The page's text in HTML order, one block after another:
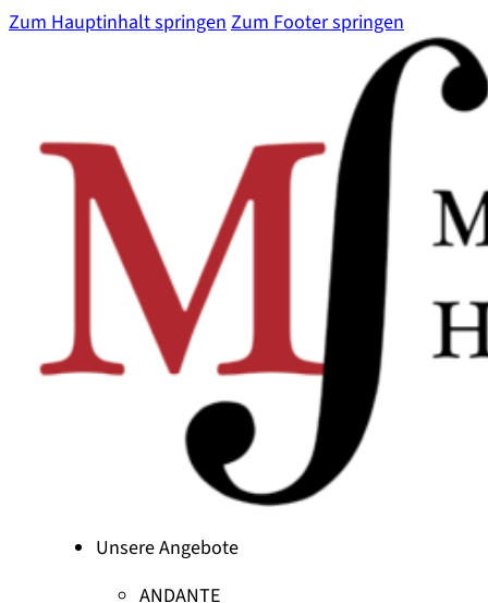
Zum Hauptinhalt springenZum Footer springen
Unsere Angebote
ANDANTE